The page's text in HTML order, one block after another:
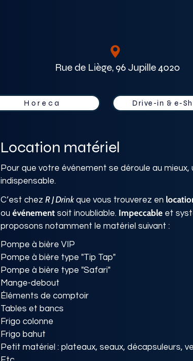
Rue de Liège, 96 Jupille 4020
Horeca Drive-in & e-
Location matériel
Pour que votre événement se déroule au mieux,
indispensable.
C’est chez R J Drinkque vous trouverez en
ou événement soit inoubliable. Impeccable et
proposons notamment le matériel suivant :
Pompe à bière VIP
Pompe à bière type "Tip Tap"
Pompe à bière type "Safari"
Mange-debout
Éléments de comptoir
Tables et bancs
Frigo colonne
Frigo bahut
Petit matériel : plateaux, seaux, décapsuleurs,